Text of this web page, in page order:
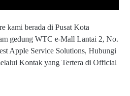
kami berada di Pusat Kota
gedung WTC e-Mall Lantai 2, No.
Apple Service Solutions, Hubungi
Kontak yang Tertera di Official